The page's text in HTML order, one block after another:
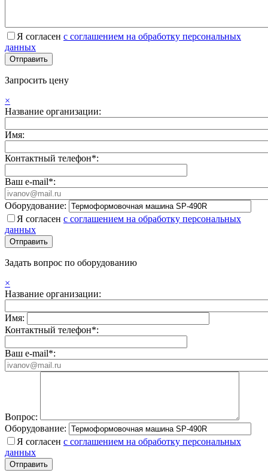
Я согласен с соглашением на обработку персональных
данных
Запросить цену
×
Название организации:
Имя:
Контактный телефон*:
Ваш e-mail*:
Оборудование:
Я согласен с соглашением на обработку персональных
данных
Задать вопрос по оборудованию
×
Название организации:
Имя:
Контактный телефон*:
Ваш e-mail*:
Вопрос:
Оборудование:
Я согласен с соглашением на обработку персональных
данных